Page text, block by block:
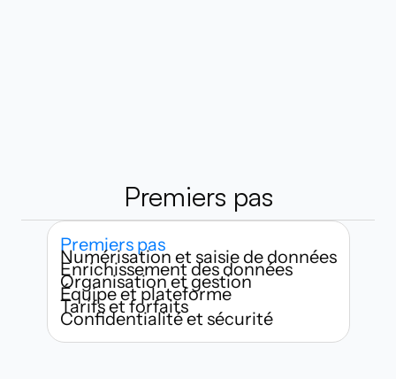
Premiers pas
Premiers pas
Numérisation et saisie de données
Enrichissement des données
Organisation et gestion
Équipe et plateforme
Tarifs et forfaits
Confidentialité et sécurité